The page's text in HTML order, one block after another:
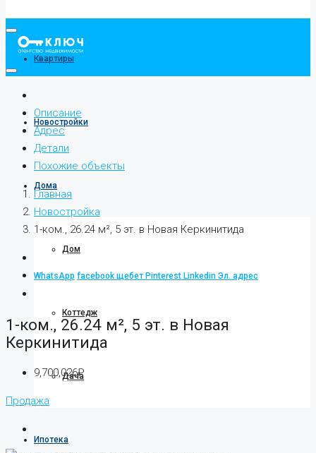
Квартиры
Новостройки
Дома
Дом
Коттедж
Дача
Ипотека
Описание
Адрес
Детали
Похожие объекты
Главная
Новостройка
1-ком., 26.24 м², 5 эт. в Новая Керкинитида
WhatsApp facebook щебет Pinterest Linkedin Эл. адрес
1-ком., 26.24 м², 5 эт. в Новая
Керкинитида
9,700,026₽
Продажа